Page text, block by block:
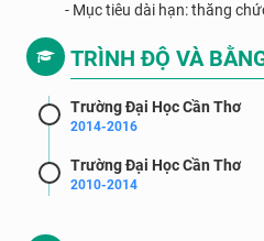
- Mục tiêu dài hạn: thăng
TRÌNH ĐỘ VÀ
Trường Đại Học Cần Thơ
2014-2016
Trường Đại Học Cần Thơ
2010-2014